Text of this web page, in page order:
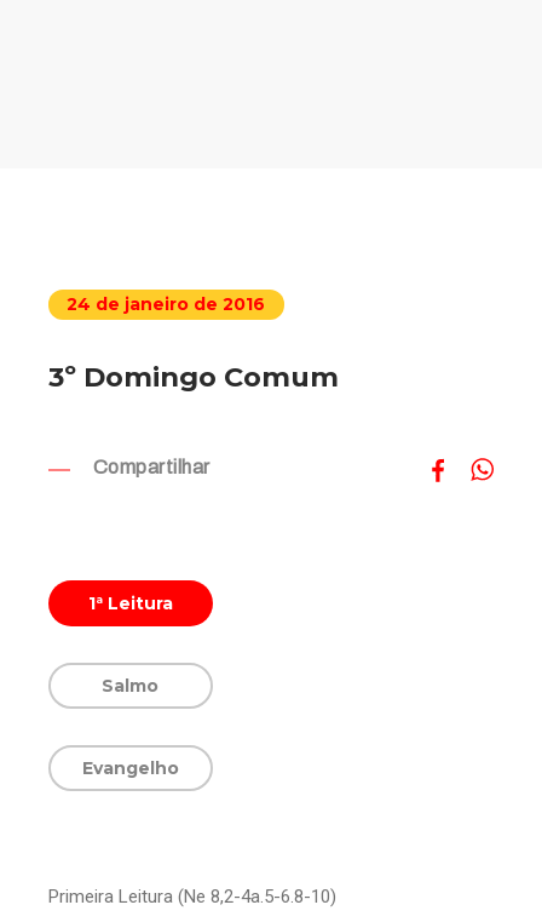
24 de janeiro de 2016
3º Domingo Comum
Compartilhar
1ª Leitura
Salmo
Evangelho
Primeira Leitura (Ne 8,2-4a.5-6.8-10)